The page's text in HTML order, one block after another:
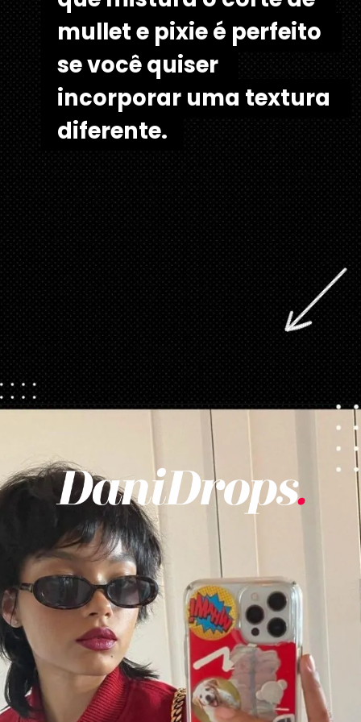
mullet e pixie é perfeito
se você quiser
incorporar uma textura
diferente.
mullet e pixie é perfeito
se você quiser
incorporar uma textura
diferente.
https://danidrops.com.br/tendencia-corte-de-cabelo-feminino-2025/